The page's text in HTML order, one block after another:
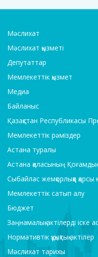
Мәслихат
Мәслихат қызметі
Депутаттар
Мемлекеттік қызмет
Медиа
Байланыс
Қазақстан Республикасы
Мемлекеттік рәміздер
Астана туралы
Астана қаласының Қоғамдық
Сыбайлас жемқорлыққа қарсы
Мемлекеттік сатып алу
Бюджет
Заңнамалық актілерді іске
Нормативтік құқықтық актілер
Мәслихат тарихы